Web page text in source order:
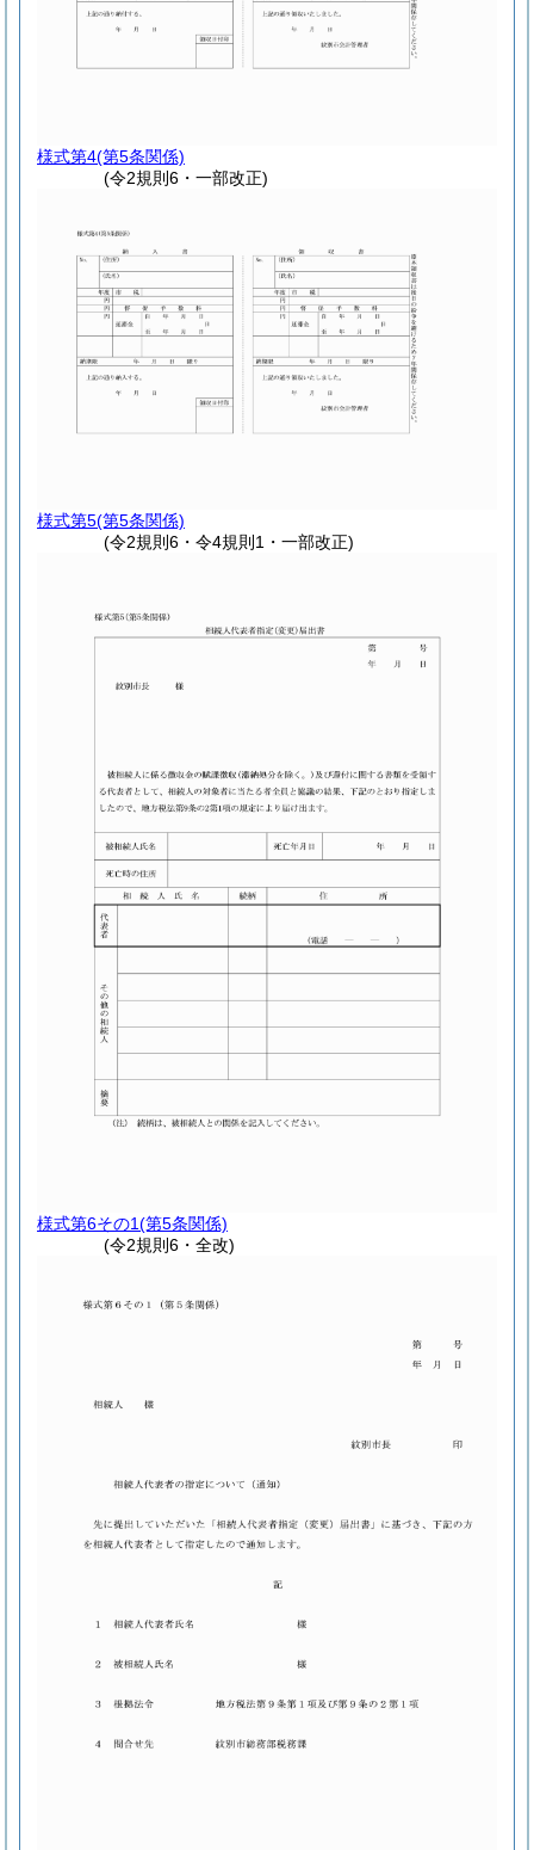
様式第4(第5条関係)
(令2規則6・一部改正)
様式第5(第5条関係)
(令2規則6・令4規則1・一部改正)
様式第6その1(第5条関係)
(令2規則6・全改)